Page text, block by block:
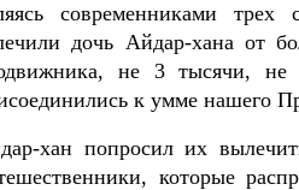
современниками
дочь Айдар-хана от
не 3 тысячи,
к умме нашего
хан попросил их
которые